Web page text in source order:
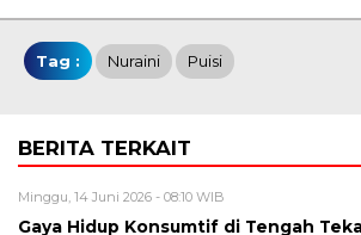
Tag : Nuraini Puisi
BERITA TERKAIT
Minggu, 14 Juni 2026 - 08:10 WIB
Gaya Hidup Konsumtif di Tengah